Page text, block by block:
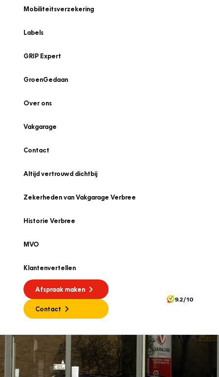
Mobiliteitsverzekering
Labels
GRIP Expert
GroenGedaan
Over ons
Vakgarage
Contact
Altijd vertrouwd dichtbij
Zekerheden van Vakgarage Verbree
Historie Verbree
MVO
Klantenvertellen
Afspraak maken
Contact
9.2/10